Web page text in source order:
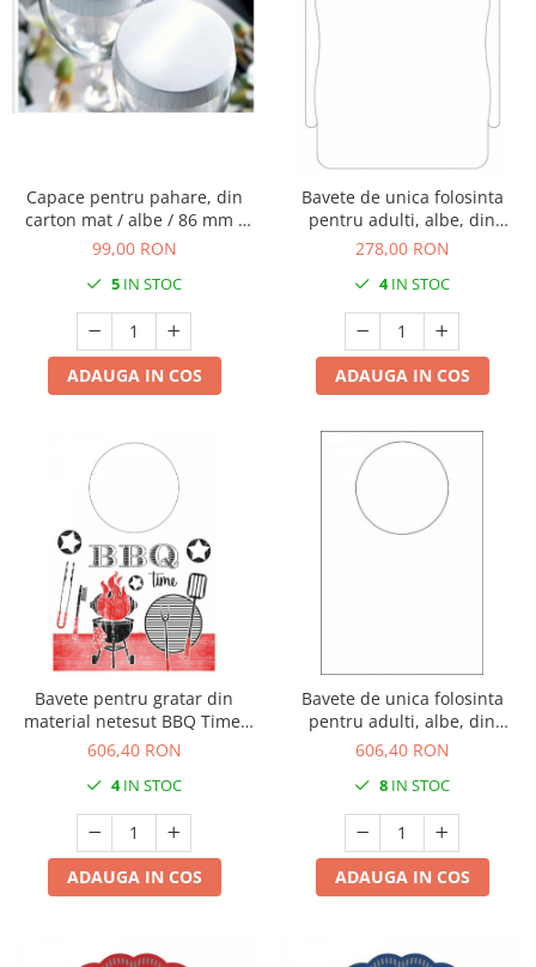
Capace pentru pahare, din
carton mat / albe / 86 mm /
200 buc
99,00 RON
5 IN STOC
ADAUGA IN COS
Bavete de unica folosinta
pentru adulti, albe, din
material netesut, 41.5 x 50
278,00 RON
4IN STOC
ADAUGA IN COS
Bavete pentru gratar din
material netesut BBQ Time,
42 x 60 cm, 200 buc
606,40 RON
4IN STOC
ADAUGA IN COS
Bavete de unica folosinta
pentru adulti, albe, din
material netesut, 42 x 60 cm,
606,40 RON
8 IN STOC
ADAUGA IN COS